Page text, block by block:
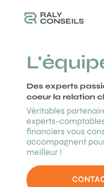
Des experts
coeur la relation
Véritables
experts-
financiers vous
accompagnent
meilleur !